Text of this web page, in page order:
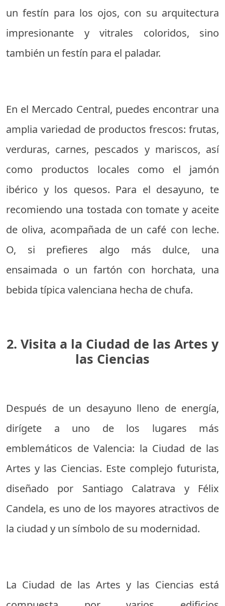
un festín para los ojos, con su arquitectura
impresionante y vitrales coloridos, sino
también un festín para el paladar.
En el Mercado Central, puedes encontrar una
amplia variedad de productos frescos: frutas,
verduras, carnes, pescados y mariscos, así
como productos locales como el jamón
ibérico y los quesos. Para el desayuno, te
recomiendo una tostada con tomate y aceite
de oliva, acompañada de un café con leche.
O, si prefieres algo más dulce, una
ensaimada o un fartón con horchata, una
bebida típica valenciana hecha de chufa.
2. Visita a la Ciudad de las Artes y
las Ciencias
Después de un desayuno lleno de energía,
dirígete a uno de los lugares más
emblemáticos de Valencia: la Ciudad de las
Artes y las Ciencias. Este complejo futurista,
diseñado por Santiago Calatrava y Félix
Candela, es uno de los mayores atractivos de
la ciudad y un símbolo de su modernidad.
La Ciudad de las Artes y las Ciencias está